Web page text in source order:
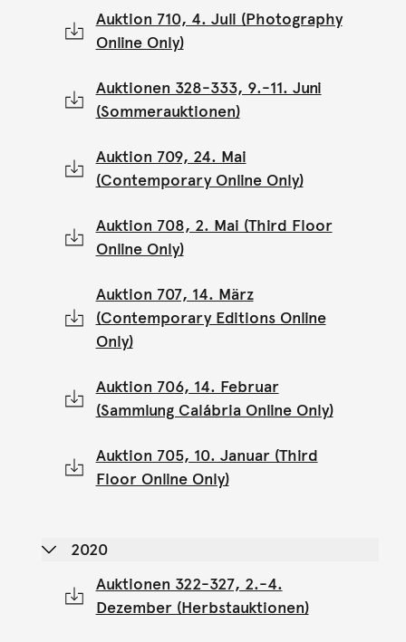
Auktion 710, 4. Juli (Photography
Online Only)
Auktionen 328-333, 9.-11. Juni
(Sommerauktionen)
Auktion 709, 24. Mai
(Contemporary Online Only)
Auktion 708, 2. Mai (Third Floor
Online Only)
Auktion 707, 14. März
(Contemporary Editions Online
Only)
Auktion 706, 14. Februar
(Sammlung Calábria Online Only)
Auktion 705, 10. Januar (Third
Floor Online Only)
2020
Auktionen 322-327, 2.-4.
Dezember (Herbstauktionen)